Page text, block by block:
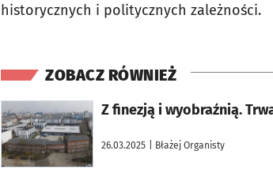
historycznych i politycznych zależności.
ZOBACZ RÓWNIEŻ
Z finezją i wyobraźnią.
26.03.2025 | Błażej Organisty
otworzy się w nowej karcie